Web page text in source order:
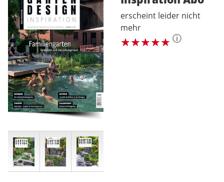
erscheint leider nicht
mehr
ⓘ